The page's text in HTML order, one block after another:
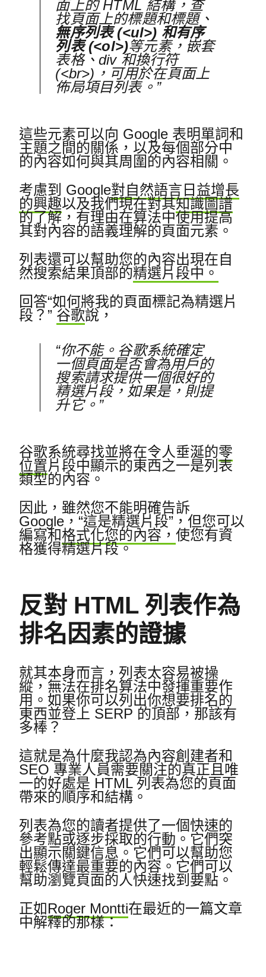
面上的 HTML 結構，查
找頁面上的標題和標題、
無序列表 (<ul>) 和有序
列表 (<ol>)等元素，嵌套
表格、div 和換行符
(<br>)，可用於在頁面上
佈局項目列表。”
這些元素可以向 Google 表明單詞和
主題之間的關係，以及每個部分中
的內容如何與其周圍的內容相關。
考慮到 Google對自然語言日益增長
的興趣以及我們現在對其知識圖譜
的了解，有理由在算法中使用提高
其對內容的語義理解的頁面元素。
列表還可以幫助您的內容出現在自
然搜索結果頂部的精選片段中。
回答“如何將我的頁面標記為精選片
段？” 谷歌說，
“你不能。 谷歌系統確定
一個頁面是否會為用戶的
搜索請求提供一個很好的
精選片段，如果是，則提
升它。”
谷歌系統尋找並將在令人垂涎的零
位置片段中顯示的東西之一是列表
類型的內容。
因此，雖然您不能明確告訴
Google，“這是精選片段”，但您可以
編寫和格式化您的內容，使您有資
格獲得精選片段。
反對 HTML 列表作為
排名因素的證據
就其本身而言，列表太容易被操
縱，無法在排名算法中發揮重要作
用。如果你可以列出你想要排名的
東西並登上 SERP 的頂部，那該有
多棒？
這就是為什麼我認為內容創建者和
SEO 專業人員需要關注的真正且唯
一的好處是 HTML 列表為您的頁面
帶來的順序和結構。
列表為您的讀者提供了一個快速的
參考點或逐步採取的行動。 它們突
出顯示關鍵信息。 它們可以幫助您
輕鬆傳達最重要的內容。 它們可以
幫助瀏覽頁面的人快速找到要點。
正如Roger Montti在最近的一篇文章
中解釋的那樣：